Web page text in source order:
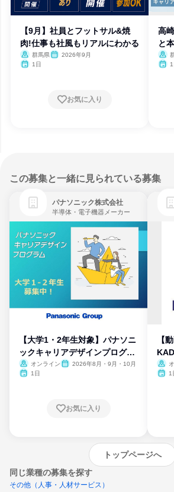
【9月】社員とフットサル&焼
肉!仕事も社風もリアルにわかる
群馬県
2026年9月
1日
お気に入り
高
と
ー
1
この募集と一緒に見られている募集
パナソニック株式会社
半導体・電子機器メーカー
【大学1・2年生対象】パナソニ
ックキャリアデザインプログラ
ム
オンライン
2026年8月・9月・10月
1日
お気に入り
【
1
トップページへ
同じ業種の募集を探す
その他（人事・人材サービス）